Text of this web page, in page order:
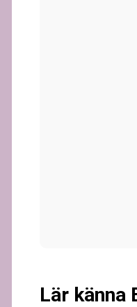
Lär känna